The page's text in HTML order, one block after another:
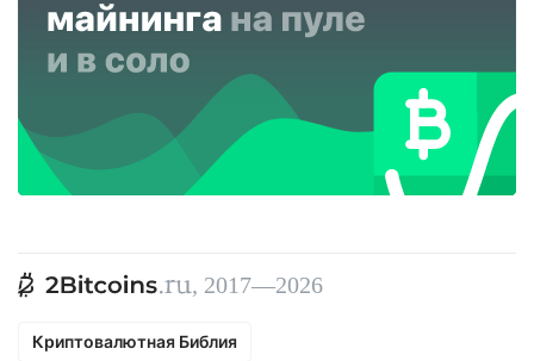
, 2017—2026
Криптовалютная Библия